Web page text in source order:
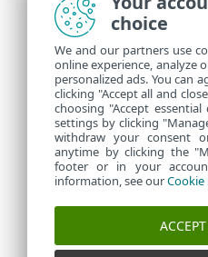
choice
We and our partners use
online experience, analyze
personalized ads. You can
clicking "Accept all and
choosing "Accept
settings by clicking
withdraw your consent
anytime by clicking the
footer or in your
information, see ourCookie